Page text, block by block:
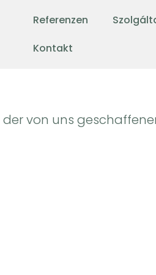
Referenzen
Kontakt
von uns